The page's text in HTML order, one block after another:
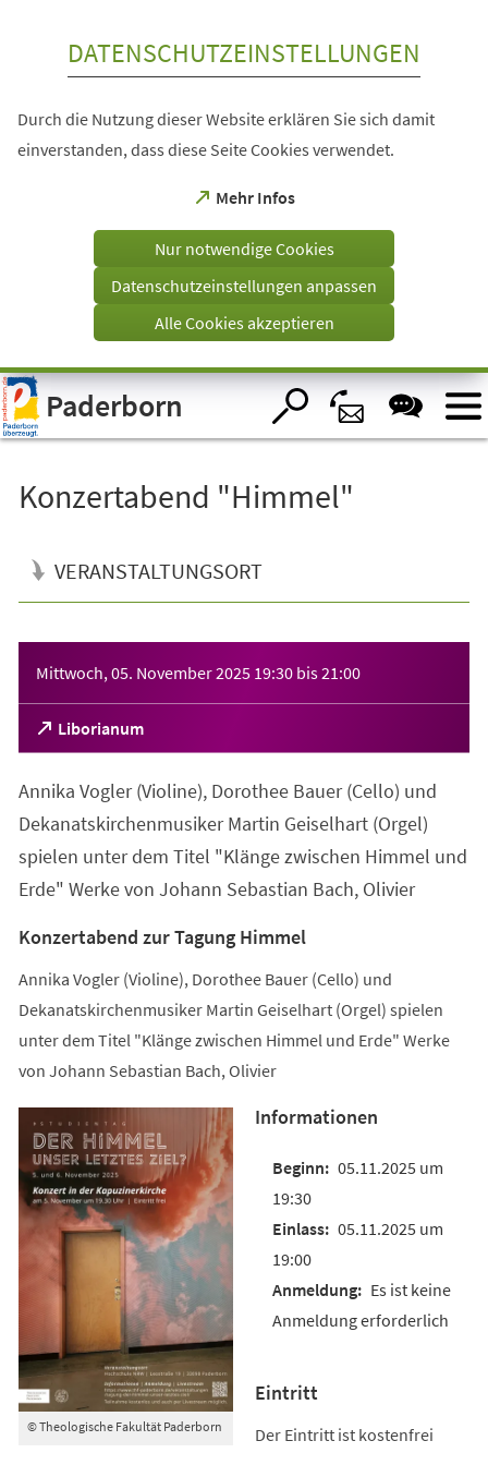
Visuelle
Assistenzsoftware
öffnen.
DATENSCHUTZEINSTELLUNGEN
Durch die Nutzung dieser Website erklären Sie sich damit
einverstanden, dass diese Seite Cookies verwendet.
Mehr Infos
(Öffnet
einem
Tab)
Nur notwendige Cookies
Datenschutzeinstellungen anpassen
Alle Cookies akzeptieren
Paderborn
Konzertabend "Himmel"
VERANSTALTUNGSORT
Mittwoch, 05. November 2025 19:30 bis21:00
Liborianum
(Öffnet
in
neuen
Tab)
Annika Vogler (Violine), Dorothee Bauer (Cello) und
Dekanatskirchenmusiker Martin Geiselhart (Orgel)
spielen unter dem Titel "Klänge zwischen Himmel und
Erde" Werke von Johann Sebastian Bach, Olivier
Konzertabend zur Tagung Himmel
Annika Vogler (Violine), Dorothee Bauer (Cello) und
Dekanatskirchenmusiker Martin Geiselhart (Orgel) spielen
unter dem Titel "Klänge zwischen Himmel und Erde" Werke
von Johann Sebastian Bach, Olivier
© Theologische Fakultät Paderborn
Informationen
05.11.2025 um
19:30
05.11.2025 um
19:00
Es ist keine
Anmeldung erforderlich
Eintritt
Der Eintritt ist kostenfrei